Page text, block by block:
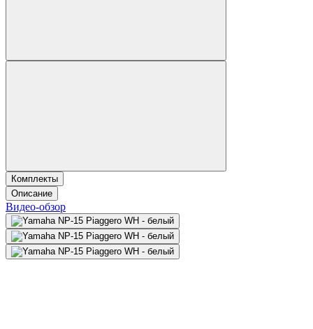
Комплекты
Описание
Видео-обзор